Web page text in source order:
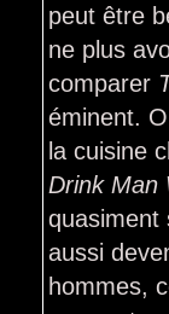
peut être
ne plus
comparer
éminent.
la cuisine
Drink Man
quasiment
aussi
hommes,